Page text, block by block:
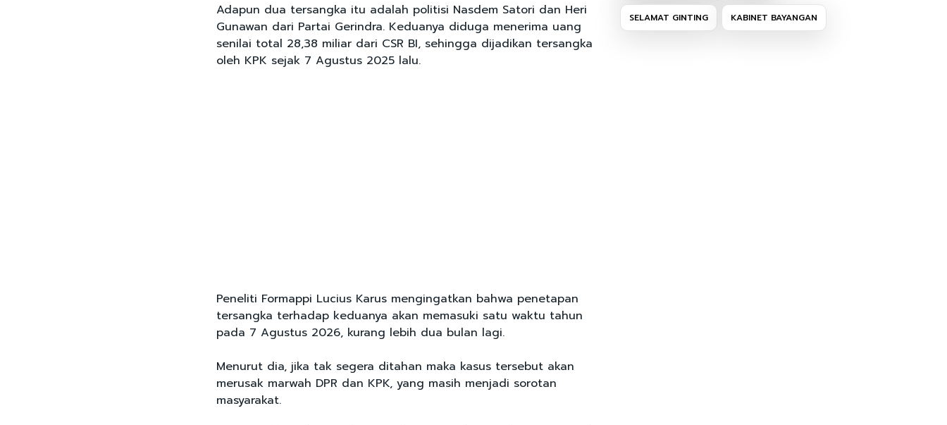
Adapun dua tersangka itu adalah politisi Nasdem Satori dan Heri
Gunawan dari Partai Gerindra. Keduanya diduga menerima uang
senilai total 28,38 miliar dari CSR BI, sehingga dijadikan tersangka
oleh KPK sejak 7 Agustus 2025 lalu.
Peneliti Formappi Lucius Karus mengingatkan bahwa penetapan
tersangka terhadap keduanya akan memasuki satu waktu tahun
pada 7 Agustus 2026, kurang lebih dua bulan lagi.
Menurut dia, jika tak segera ditahan maka kasus tersebut akan
merusak marwah DPR dan KPK, yang masih menjadi sorotan
masyarakat.
SELAMAT GINTING KABINET BAYANGAN